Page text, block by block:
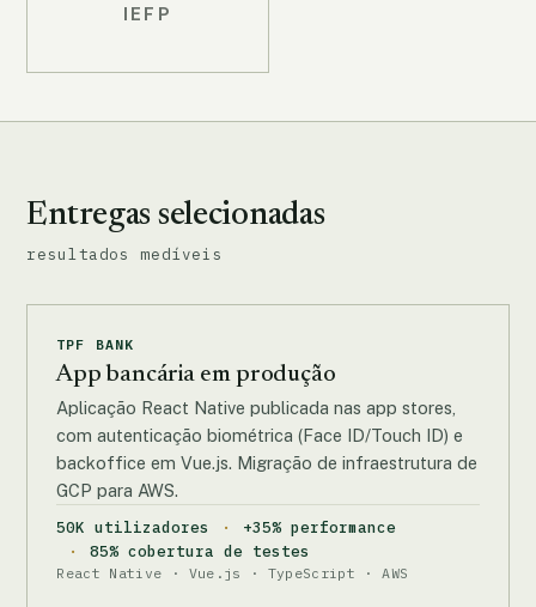
IEFP
Entregas selecionadas
resultados medíveis
TPF BANK
App bancária em produção
Aplicação React Native publicada nas app stores,
com autenticação biométrica (Face ID/Touch ID) e
backoffice em Vue.js. Migração de infraestrutura de
GCP para AWS.
50K utilizadores
+35% performance
85% cobertura de testes
React Native · Vue.js · TypeScript · AWS